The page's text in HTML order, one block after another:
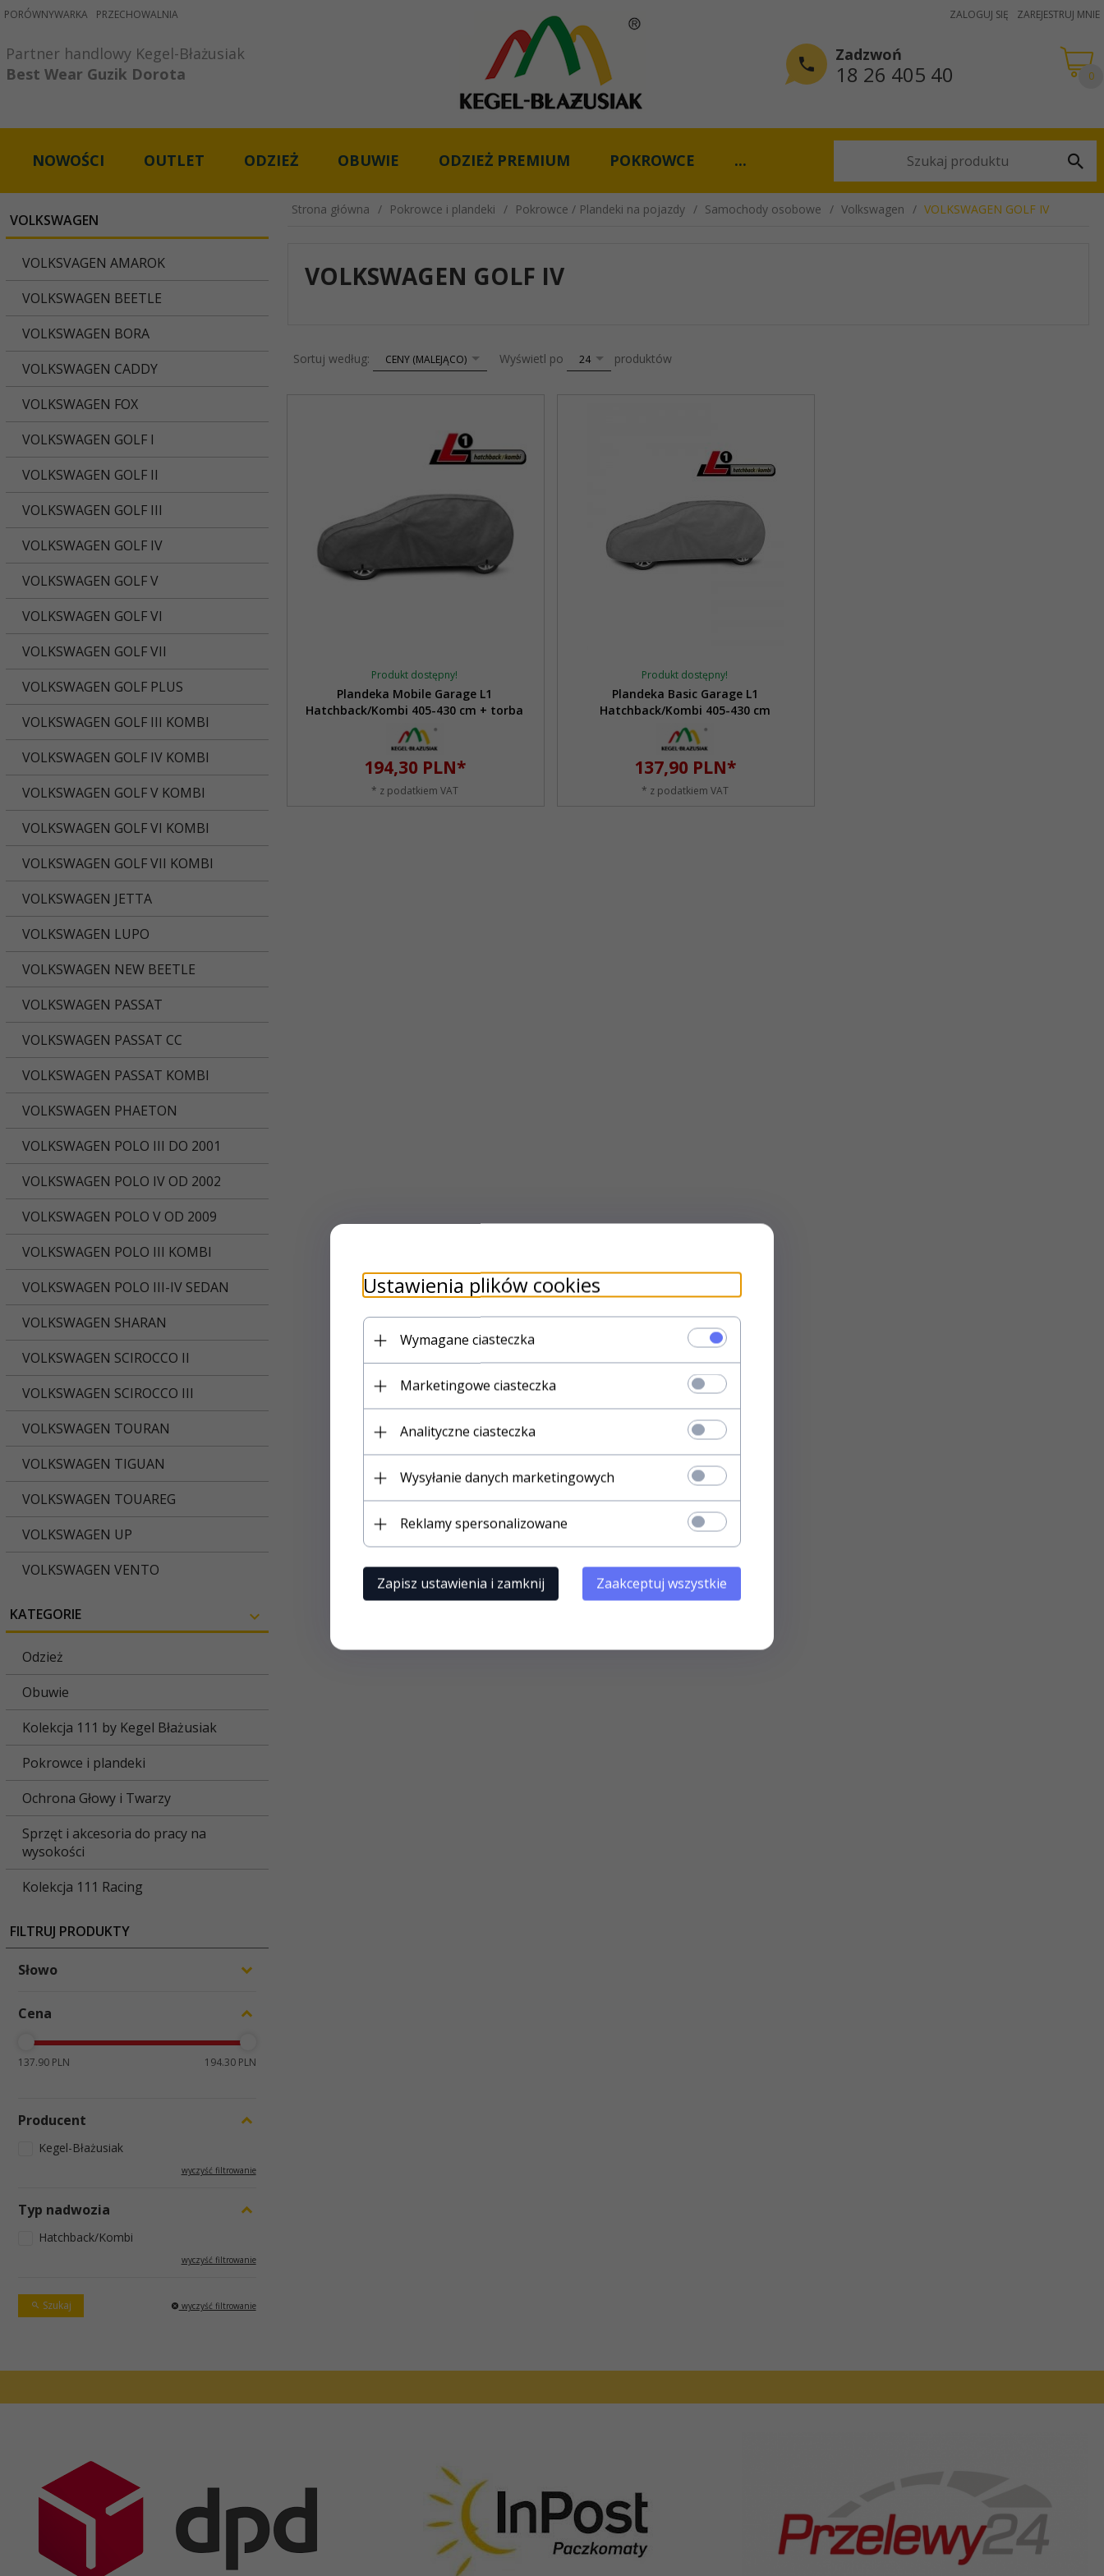
PORÓWNYWARKA PRZECHOWALNIA ZALOGUJ SIĘ ZAREJESTRUJ MNIE
Partner handlowy Kegel-Błażusiak
Best Wear Guzik Dorota
Zadzwoń
18 26 405 40 0
NOWOŚCI OUTLET ODZIEŻ OBUWIE ODZIEŻ PREMIUM POKROWCE ...
VOLKSWAGEN
VOLKSVAGEN AMAROK
VOLKSWAGEN BEETLE
VOLKSWAGEN BORA
VOLKSWAGEN CADDY
VOLKSWAGEN FOX
VOLKSWAGEN GOLF I
VOLKSWAGEN GOLF II
VOLKSWAGEN GOLF III
VOLKSWAGEN GOLF IV
VOLKSWAGEN GOLF V
VOLKSWAGEN GOLF VI
VOLKSWAGEN GOLF VII
VOLKSWAGEN GOLF PLUS
VOLKSWAGEN GOLF III KOMBI
VOLKSWAGEN GOLF IV KOMBI
VOLKSWAGEN GOLF V KOMBI
VOLKSWAGEN GOLF VI KOMBI
VOLKSWAGEN GOLF VII KOMBI
VOLKSWAGEN JETTA
VOLKSWAGEN LUPO
VOLKSWAGEN NEW BEETLE
VOLKSWAGEN PASSAT
VOLKSWAGEN PASSAT CC
VOLKSWAGEN PASSAT KOMBI
VOLKSWAGEN PHAETON
VOLKSWAGEN POLO III DO 2001
VOLKSWAGEN POLO IV OD 2002
VOLKSWAGEN POLO V OD 2009
VOLKSWAGEN POLO III KOMBI
VOLKSWAGEN POLO III-IV SEDAN
VOLKSWAGEN SHARAN
VOLKSWAGEN SCIROCCO II
VOLKSWAGEN SCIROCCO III
VOLKSWAGEN TOURAN
VOLKSWAGEN TIGUAN
VOLKSWAGEN TOUAREG
VOLKSWAGEN UP
VOLKSWAGEN VENTO
KATEGORIE
Odzież
Obuwie
Kolekcja 111 by Kegel Błażusiak
Pokrowce i plandeki
Ochrona Głowy i Twarzy
Sprzęt i akcesoria do pracy na
wysokości
Kolekcja 111 Racing
FILTRUJ PRODUKTY
Słowo
Cena
137.90 PLN 194.30 PLN
Producent
Kegel-Błażusiak
wyczyść filtrowanie
Typ nadwozia
Hatchback/Kombi
wyczyść filtrowanie
Szukaj wyczyść filtrowanie
Strona główna Pokrowce i plandeki Pokrowce / Plandeki na pojazdy Samochody osobowe Volkswagen VOLKSWAGEN GOLF IV
VOLKSWAGEN GOLF IV
Sortuj według: sortCENY (MALEJĄCO) Wyświetl po pop24 produktów
Produkt dostępny!
Plandeka Mobile Garage L1
Hatchback/Kombi 405-430 cm + torba
194,30 PLN*
* z podatkiem VAT
Produkt dostępny!
Plandeka Basic Garage L1
Hatchback/Kombi 405-430 cm
137,90 PLN*
* z podatkiem VAT
Ustawienia plików cookies
Wymagane ciasteczka
Marketingowe ciasteczka
Analityczne ciasteczka
Wysyłanie danych marketingowych
Reklamy spersonalizowane
Zapisz ustawienia i zamknij Zaakceptuj wszystkie